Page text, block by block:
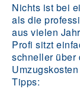
Nichts ist bei
als die
aus vielen
Profi sitzt
schneller über
Tipps: